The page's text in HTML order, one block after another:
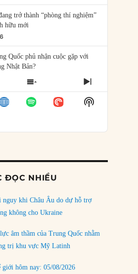
trở thành “phòng thí nghiệm”
hữu mới
Quốc phủ nhận cuộc gặp với
Nhật Bản?
lược của Trump tại Thái Bình
SHOW
EPISODES
LIST
NEXT
EPISODE
Show
Podcast
ĐỌC NHIỀU
nguy khi Châu Âu do dự hỗ trợ
không cho Ukraine
âm thầm của Trung Quốc nhằm
trị khu vực Mỹ Latinh
giới hôm nay: 05/08/2026